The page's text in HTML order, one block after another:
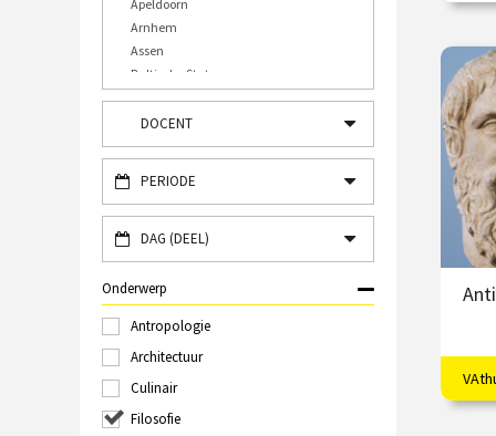
Apeldoorn
Arnhem
Assen
Baltische Staten
Bergen op Zoom
Bourtange
Bulgarije
Caïro
Den Bosch
Den Haag
Deventer
Diverse plaatsen
Doesburg
Dordrecht
Duitsland, Frankrijk en België
Enschede
DOCENT
PERIODE
DAG (DEEL)
Onderwerp
Antropologie
Architectuur
Culinair
Filosofie
/
Het